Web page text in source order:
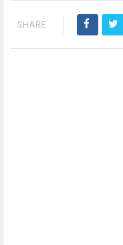
SHARE